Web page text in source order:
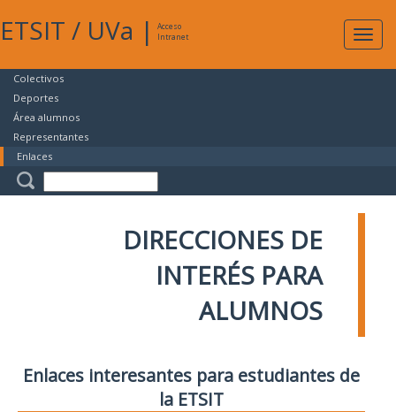
ETSIT / UVa |
Acceso
Intranet
Colectivos
Deportes
Área alumnos
Representantes
Enlaces
DIRECCIONES DE
INTERÉS PARA
ALUMNOS
Enlaces interesantes para estudiantes de
la ETSIT